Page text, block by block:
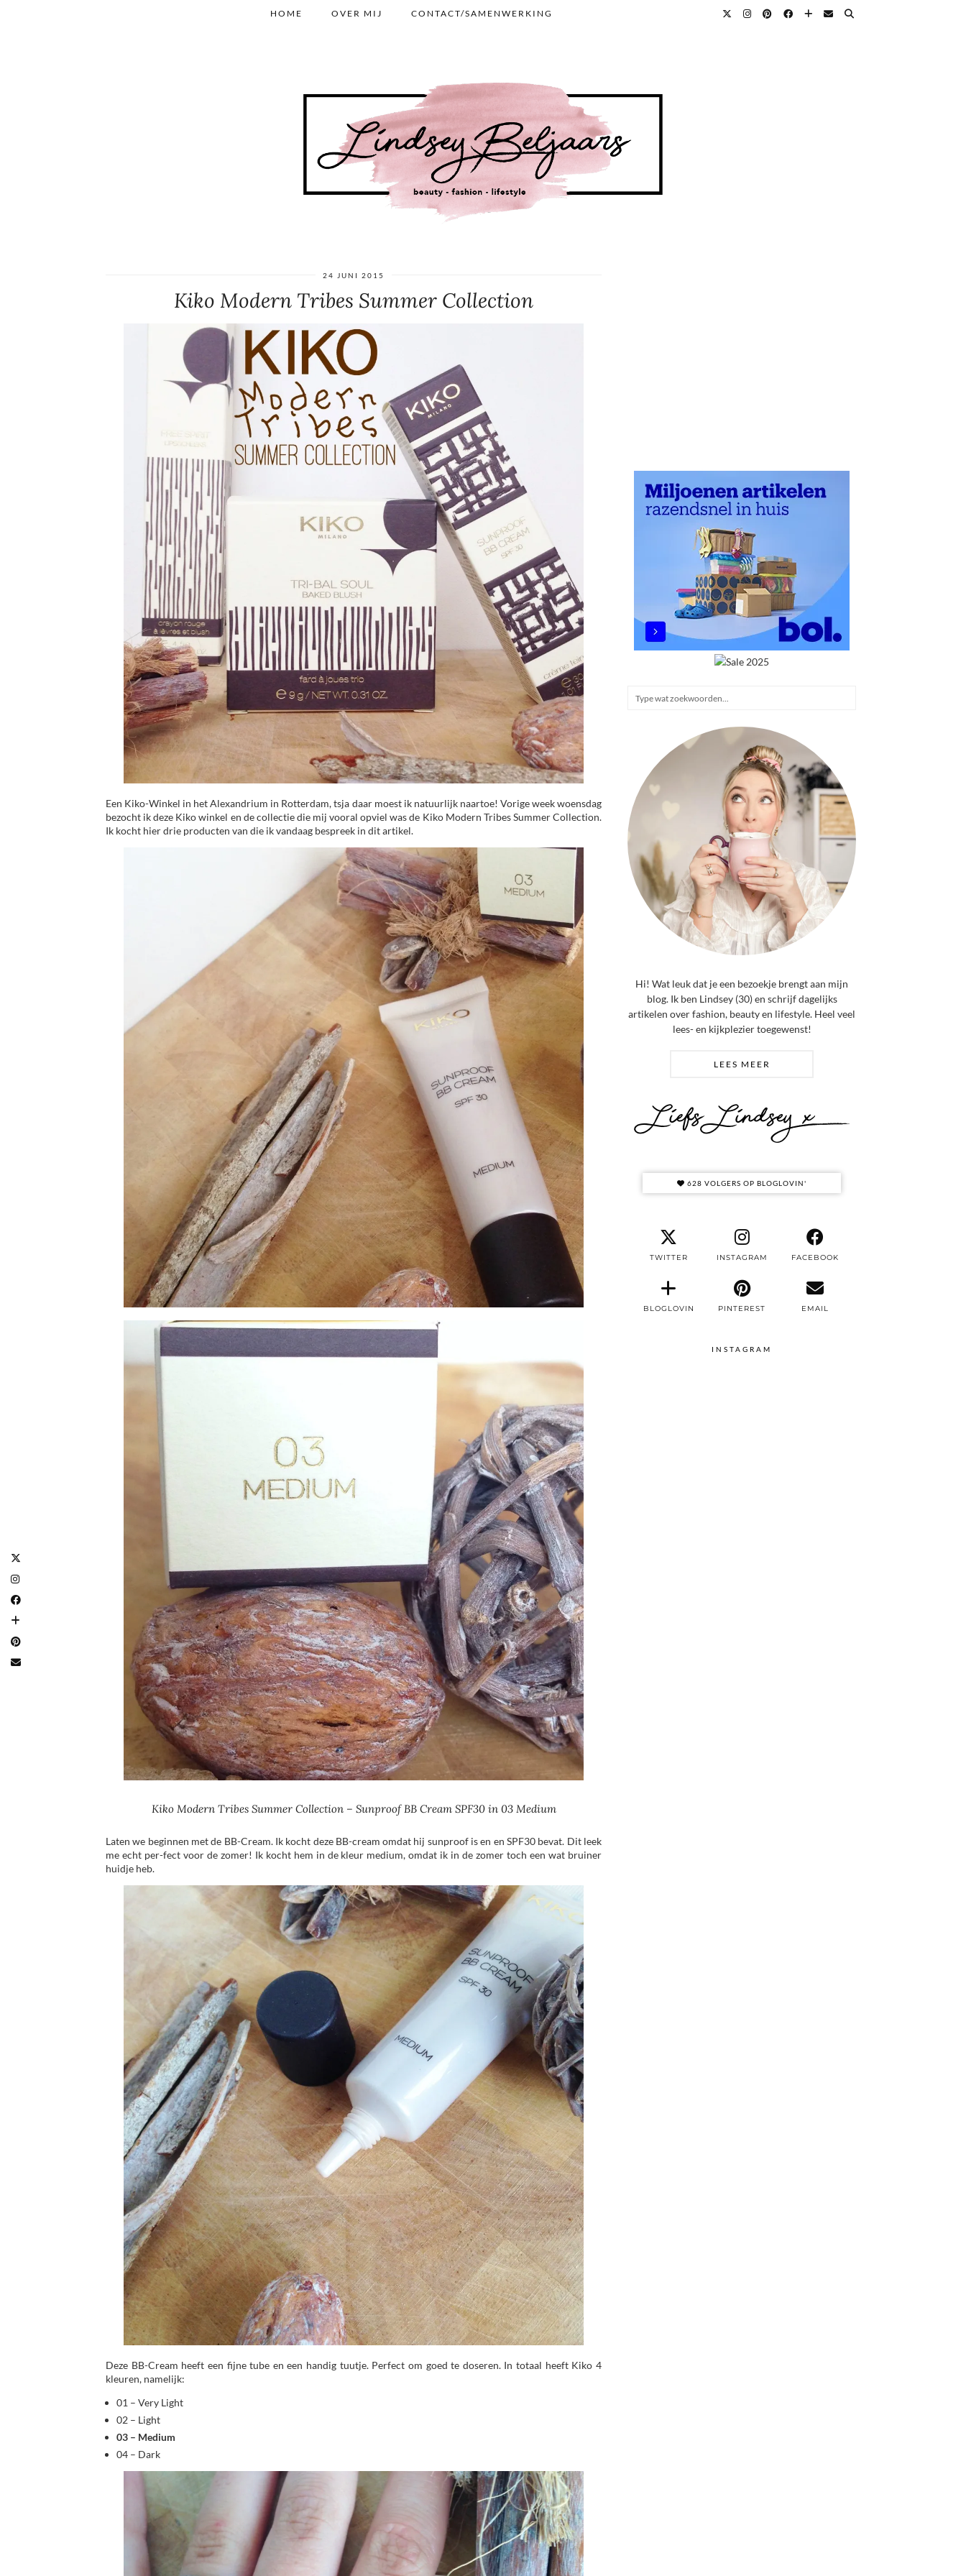
HOME OVER MIJ CONTACT/SAMENWERKING
24 JUNI 2015
Kiko Modern Tribes Summer Collection
Een Kiko-Winkel in het Alexandrium in Rotterdam, tsja daar moest ik natuurlijk naartoe! Vorige week woensdag
bezocht ik deze Kiko winkel en de collectie die mij vooral opviel was de Kiko Modern Tribes Summer Collection.
Ik kocht hier drie producten van die ik vandaag bespreek in dit artikel.
Kiko Modern Tribes Summer Collection – Sunproof BB Cream SPF30 in 03 Medium
Laten we beginnen met de BB-Cream. Ik kocht deze BB-cream omdat hij sunproof is en en SPF30 bevat. Dit leek
me echt per-fect voor de zomer! Ik kocht hem in de kleur medium, omdat ik in de zomer toch een wat bruiner
huidje heb.
Deze BB-Cream heeft een fijne tube en een handig tuutje. Perfect om goed te doseren. In totaal heeft Kiko 4
kleuren, namelijk:
01 – Very Light
02 – Light
03 – Medium
04 – Dark
Hi! Wat leuk dat je een bezoekje brengt aan mijn
blog. Ik ben Lindsey (30) en schrijf dagelijks
artikelen over fashion, beauty en lifestyle. Heel veel
lees- en kijkplezier toegewenst!
LEES MEER
628 VOLGERS OP BLOGLOVIN'
TWITTER INSTAGRAM FACEBOOK
BLOGLOVIN PINTEREST EMAIL
INSTAGRAM